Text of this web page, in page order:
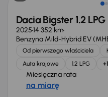
Dacia Bigster 1.2 LPG
202514 352 km
Benzyna Mild-Hybrid EV
Od pierwszego właściciela
Auta krajowe
1.2 LPG
Miesięczna rata
na miarę